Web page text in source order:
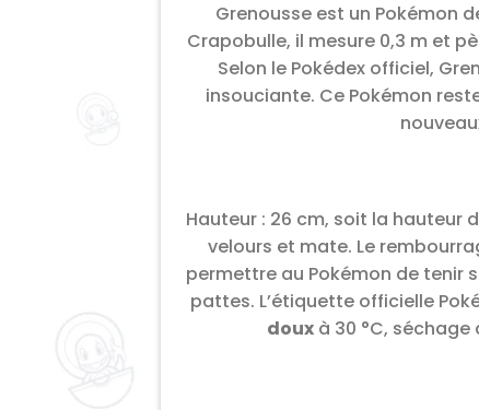
Grenousse est un Pokémon
Crapobulle, il mesure 0,3 m et
Selon le Pokédex officiel,
insouciante. Ce Pokémon
Hauteur : 26 cm, soit la hauteur
velours et mate. Le
permettre au Pokémon de tenir
pattes. L’étiquette officielle
doux à 30 °C,